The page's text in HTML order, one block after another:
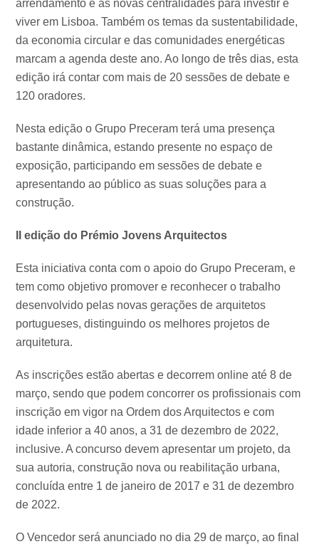
arrendamento e as novas centralidades para investir e
viver em Lisboa. Também os temas da sustentabilidade,
da economia circular e das comunidades energéticas
marcam a agenda deste ano. Ao longo de três dias, esta
edição irá contar com mais de 20 sessões de debate e
120 oradores.
Nesta edição o Grupo Preceram terá uma presença
bastante dinâmica, estando presente no espaço de
exposição, participando em sessões de debate e
apresentando ao público as suas soluções para a
construção.
II edição do Prémio Jovens Arquitectos
Esta iniciativa conta com o apoio do Grupo Preceram, e
tem como objetivo promover e reconhecer o trabalho
desenvolvido pelas novas gerações de arquitetos
portugueses, distinguindo os melhores projetos de
arquitetura.
As inscrições estão abertas e decorrem online até 8 de
março, sendo que podem concorrer os profissionais com
inscrição em vigor na Ordem dos Arquitectos e com
idade inferior a 40 anos, a 31 de dezembro de 2022,
inclusive. A concurso devem apresentar um projeto, da
sua autoria, construção nova ou reabilitação urbana,
concluída entre 1 de janeiro de 2017 e 31 de dezembro
de 2022.
O Vencedor será anunciado no dia 29 de março, ao final